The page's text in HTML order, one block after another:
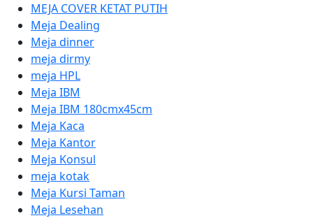
MEJA COVER KETAT PUTIH
Meja Dealing
Meja dinner
meja dirmy
meja HPL
Meja IBM
Meja IBM 180cmx45cm
Meja Kaca
Meja Kantor
Meja Konsul
meja kotak
Meja Kursi Taman
Meja Lesehan